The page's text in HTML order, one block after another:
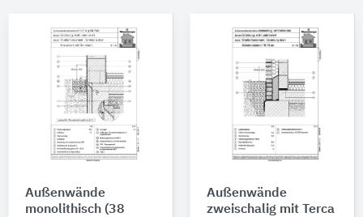
Außenwände
monolithisch (38
Außenwände
zweischalig mit Terca